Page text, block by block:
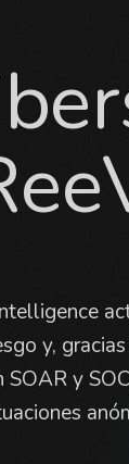
y,
y